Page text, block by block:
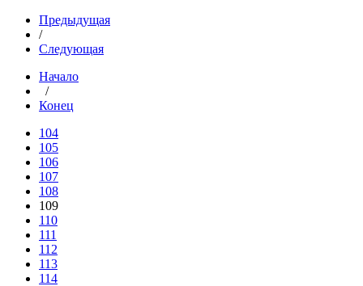
Предыдущая
/
Следующая
Начало
/
Конец
104
105
106
107
108
109
110
111
112
113
114